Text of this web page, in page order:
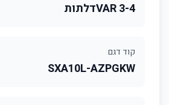
4-VAR 3דלתות
קוד דגם
SXA10L-AZPGKW